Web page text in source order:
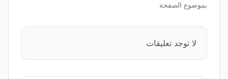
بموضوع الصفحة
لا توجد تعليقات